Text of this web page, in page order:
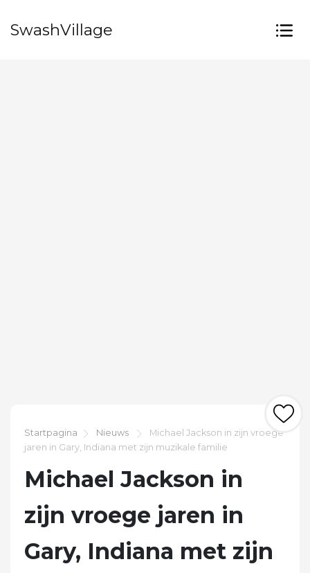
SwashVillage
Startpagina Nieuws
Michael Jackson in zijn vroege
jaren in Gary, Indiana met zijn muzikale familie
Michael Jackson in
zijn vroege jaren in
Gary, Indiana met zijn